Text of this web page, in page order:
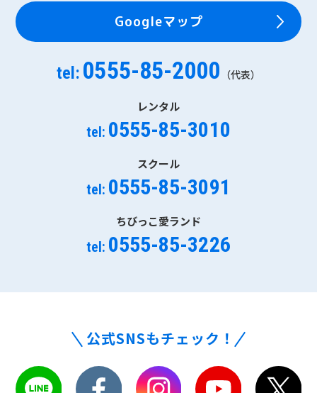
Googleマップ
tel: 0555-85-2000 （代表）
レンタル
tel: 0555-85-3010
スクール
tel: 0555-85-3091
ちびっこ愛ランド
tel: 0555-85-3226
公式SNSもチェック！